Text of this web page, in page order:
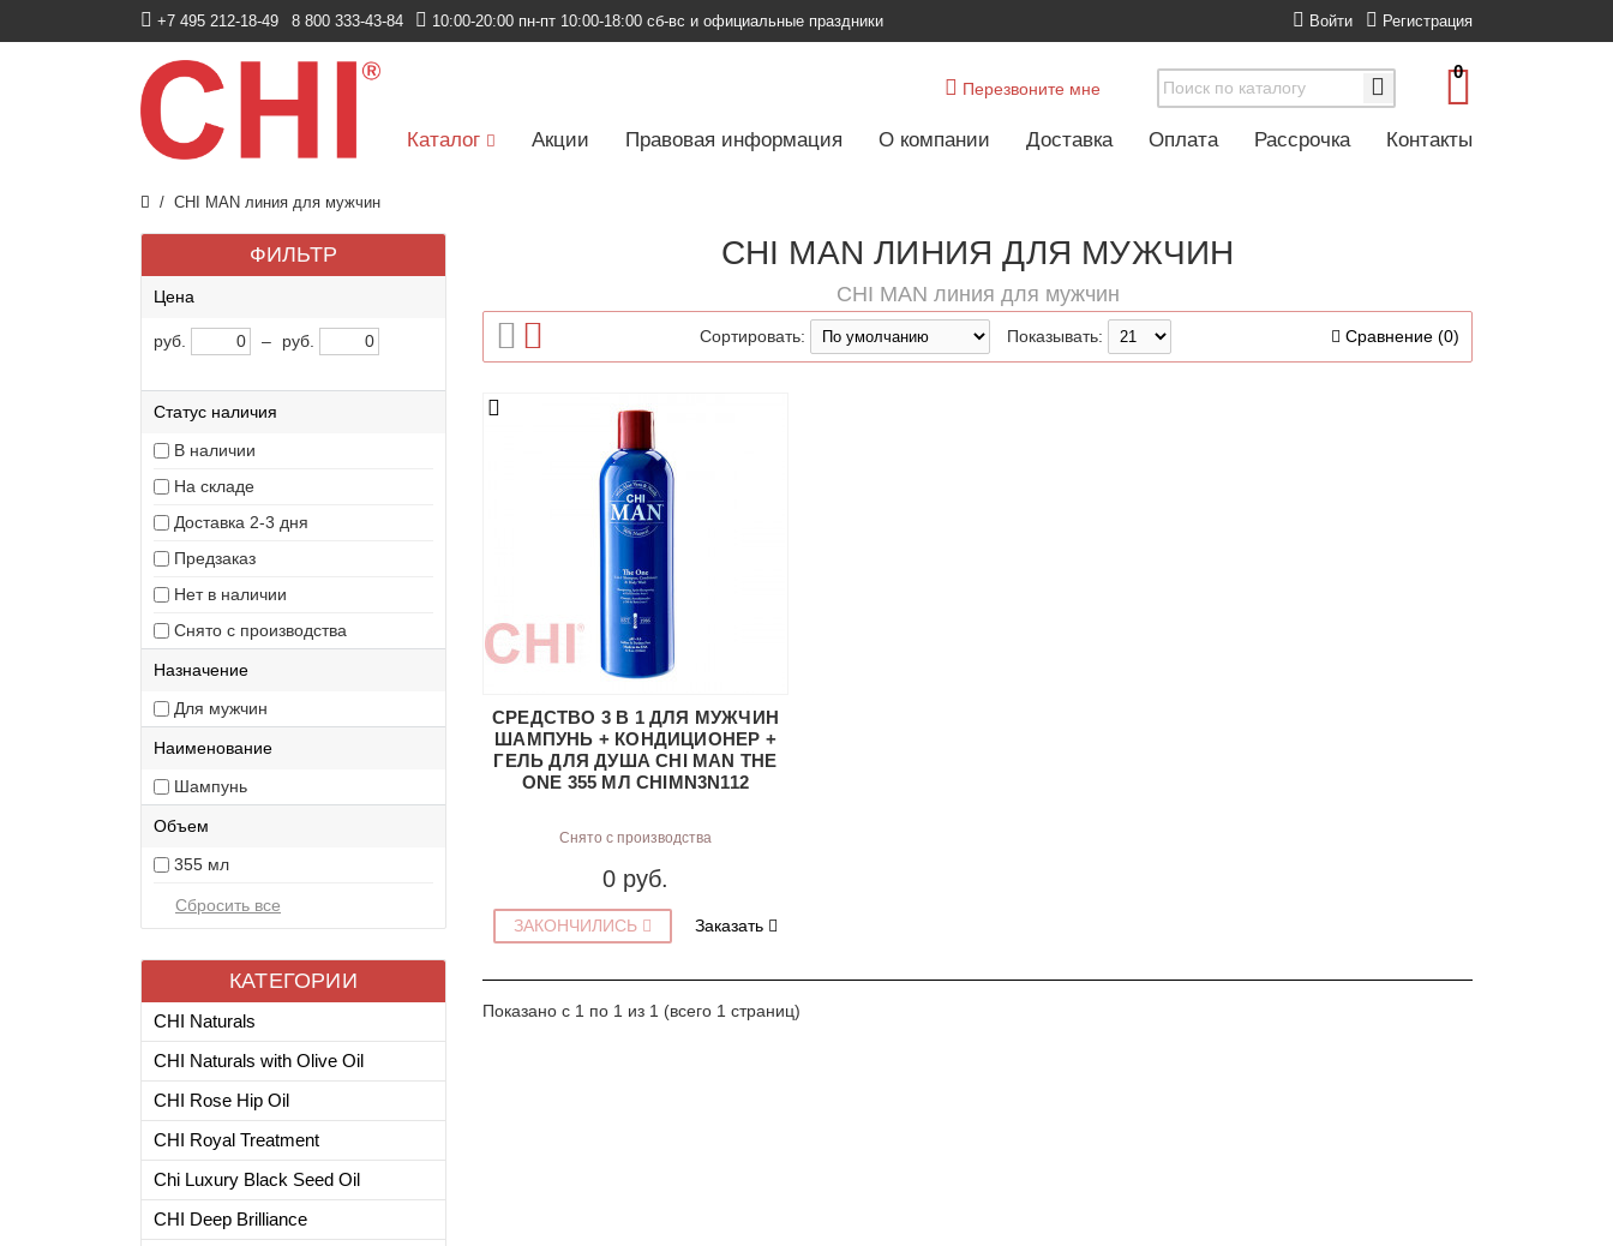
+7 495 212-18-49 8 800 333-43-84 10:00-20:00 пн-пт 10:00-18:00 сб-вс и официальные праздники Войти Регистрация
Перезвоните мне
0
Каталог Акции Правовая информация О компании Доставка Оплата Рассрочка Контакты
CHI MAN линия для мужчин
ФИЛЬТР
Цена
руб. – руб.
Статус наличия
В наличии
На складе
Доставка 2-3 дня
Предзаказ
Нет в наличии
Снято с производства
Назначение
Для мужчин
Наименование
Шампунь
Объем
355 мл
КАТЕГОРИИ
CHI Naturals
CHI Naturals with Olive Oil
CHI Rose Hip Oil
CHI Royal Treatment
Chi Luxury Black Seed Oil
CHI Deep Brilliance
CHI MAN ЛИНИЯ ДЛЯ МУЖЧИН
CHI MAN линия для мужчин
Сортировать: Показывать: Сравнение (0)
СРЕДСТВО 3 В 1 ДЛЯ МУЖЧИН
ШАМПУНЬ + КОНДИЦИОНЕР +
ГЕЛЬ ДЛЯ ДУША CHI MAN THE
ONE 355 МЛ CHIMN3N112
Снято с производства
0 руб.
ЗАКОНЧИЛИСЬ Заказать
Показано с 1 по 1 из 1 (всего 1 страниц)